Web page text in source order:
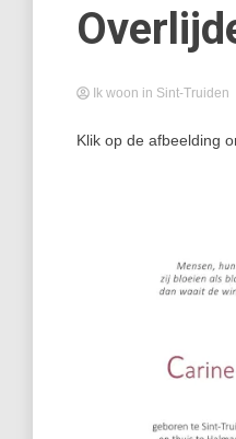
Ik woon in Sint-Truiden
Klik op de afbeelding